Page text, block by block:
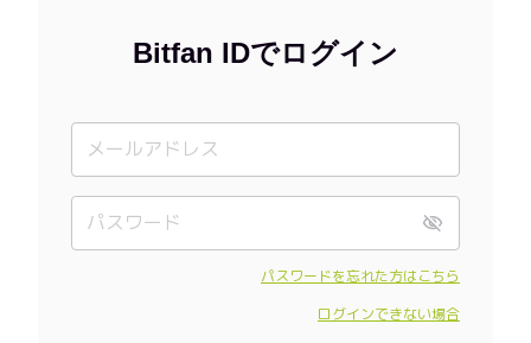
Bitfan IDでログイン
パスワードを忘れた方はこちら
ログインできない場合